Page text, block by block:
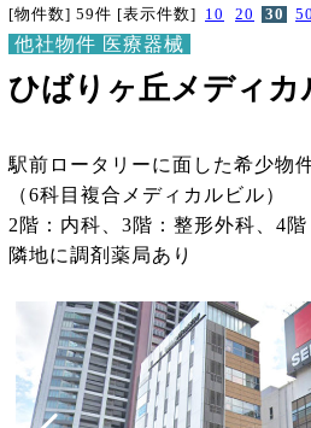
[物件数] 59件 [表示件数] 10 20 30
他社物件 医療器械
ひばりヶ丘メディ
駅前ロータリーに面した希少物
（6科目複合メディカルビル）
2階：内科、3階：整形外科、4
隣地に調剤薬局あり